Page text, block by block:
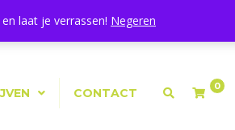
Mijn Account|
CONTACT 0
laat je verrassen! Negeren